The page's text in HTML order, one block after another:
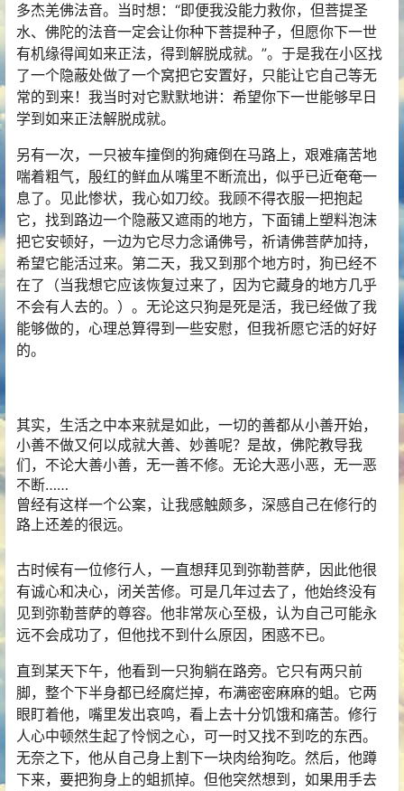
多杰羌佛法音。当时想：“即便我没能力救你，但菩提圣
水、 佛陀的法音一定会让你种下菩提种子，但愿你下一世
有机缘得闻如来正法，得到 解脱成就。”。于是我在小区找
了一个隐蔽处做了一个窝把它安置好，只能让它自己等无
常的到来！我当时对它默默地讲：希望你下一世能够早日
学到如来正法解脱成就。
另有一次，一只被车撞倒的狗瘫倒在马路上，艰难痛苦地
喘着粗气，殷红的鲜血从嘴里不断流出，似乎已近奄奄一
息了。见此惨状，我心如刀绞。我顾不得衣服一把抱起
它，找到路边一个隐蔽又遮雨的地方，下面铺上塑料泡沫
把它安顿好，一边为它尽力念诵佛号，祈请佛菩萨加持，
希望它能活过来。第二天，我又到那个地方时，狗已经不
在了（当我想它应该恢复过来了，因为它藏身的地方几乎
不会有人去的。）。无论这只狗是死是活，我已经做了我
能够做的，心理总算得到一些安慰，但我祈愿它活的好好
的。
其实，生活之中本来就是如此，一切的善都从小善开始，
小善不做又何以成就大善、妙善呢？是故，佛陀教导我
们，不论大善小善，无一善不修。无论大恶小恶，无一恶
不断……
曾经有这样一个公案，让我感触颇多，深感自己在修行的
路上还差的很远。
古时候有一位修行人，一直想拜见到弥勒菩萨，因此他很
有诚心和决心，闭关苦修。可是几年过去了，他始终没有
见到弥勒菩萨的尊容。他非常灰心至极，认为自己可能永
远不会成功了，但他找不到什么原因，困惑不已。
直到某天下午，他看到一只狗躺在路旁。它只有两只前
脚，整个下半身都已经腐烂掉，布满密密麻麻的蛆。它两
眼盯着他，嘴里发出哀鸣，看上去十分饥饿和痛苦。修行
人心中顿然生起了怜悯之心，可一时又找不到吃的东西。
无奈之下，他从自己身上割下一块肉给狗吃。然后，他蹲
下来，要把狗身上的蛆抓掉。但他突然想到，如果用手去